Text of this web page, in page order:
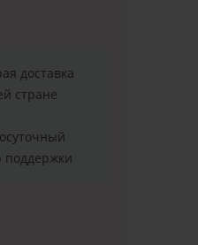
доставка
стране
поддержки